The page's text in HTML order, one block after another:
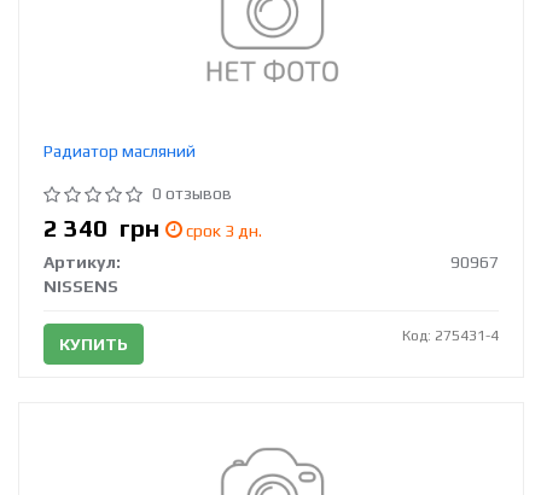
Радиатор масляний
0 отзывов
2 340 грн
срок 3 дн.
Артикул:
90967
NISSENS
КУПИТЬ Код: 275431-4